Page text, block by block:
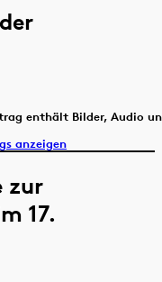
enthält Bilder, Audio
anzeigen
zur
17.